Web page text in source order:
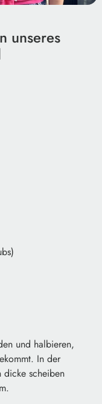
unseres
und halbieren,
In der
dicke scheiben